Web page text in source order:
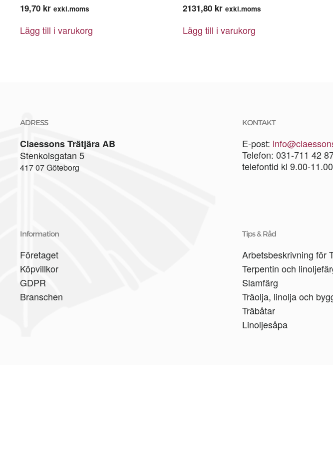
19,70 kr exkl.moms
Lägg till i varukorg
2131,80 kr exkl.moms
Lägg till i varukorg
ADRESS
Claessons Trätjära AB
Stenkolsgatan 5
417 07 Göteborg
KONTAKT
E-post:
Telefon: 031-711 42
telefontid kl 9.00-11.00
Information
Företaget
Köpvillkor
GDPR
Branschen
Tips & Råd
Arbetsbeskrivning för
Terpentin och
Slamfärg
Träolja, linolja och
Träbåtar
Linoljesåpa